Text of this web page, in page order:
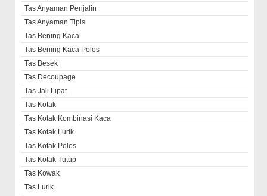
Tas Anyaman Penjalin
Tas Anyaman Tipis
Tas Bening Kaca
Tas Bening Kaca Polos
Tas Besek
Tas Decoupage
Tas Jali Lipat
Tas Kotak
Tas Kotak Kombinasi Kaca
Tas Kotak Lurik
Tas Kotak Polos
Tas Kotak Tutup
Tas Kowak
Tas Lurik